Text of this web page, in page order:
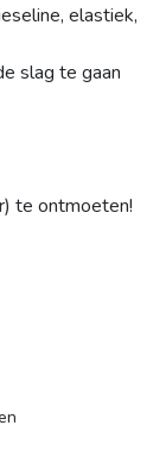
elastiek,
slag te gaan
te ontmoeten!